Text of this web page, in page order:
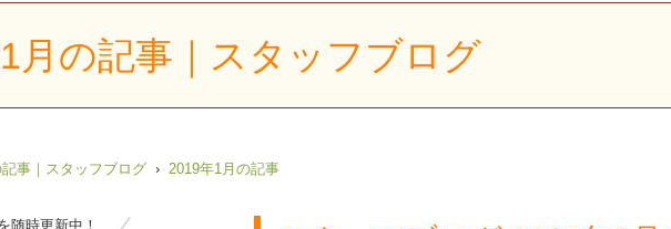
月の記事｜スタッフブログ
事｜スタッフブログ 2019年1月の記事
随時更新中！